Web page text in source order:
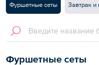
Фуршетные сеты Завтрак и
Фуршетные сеты